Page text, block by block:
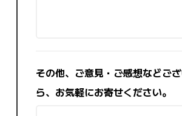
その他、ご意見・ご感想などご
ら、お気軽にお寄せください。